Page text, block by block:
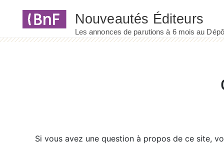
Si vous avez une question à propos de ce site,